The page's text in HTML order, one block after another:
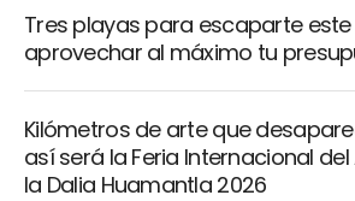
Tres playas para escaparte
aprovechar al máximo tu
Kilómetros de arte que
así será la Feria Internacional
la Dalia Huamantla 2026